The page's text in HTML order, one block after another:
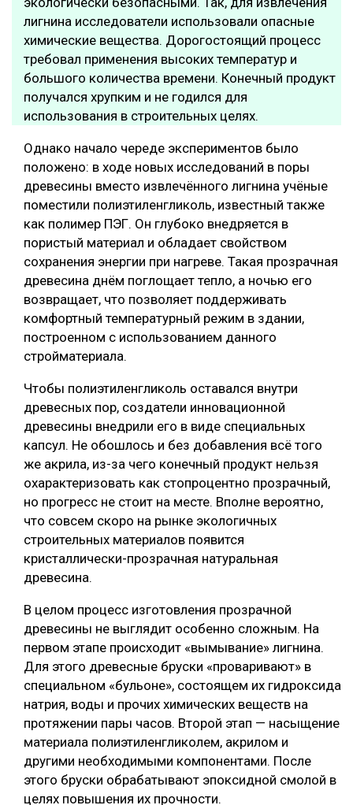
лигнина исследователи использовали опасные
химические вещества. Дорогостоящий процесс
требовал применения высоких температур и
большого количества времени. Конечный продукт
получался хрупким и не годился для
использования в строительных целях.
Однако начало череде экспериментов было
положено: в ходе новых исследований в поры
древесины вместо извлечённого лигнина учёные
поместили полиэтиленгликоль, известный также
как полимер ПЭГ. Он глубоко внедряется в
пористый материал и обладает свойством
сохранения энергии при нагреве. Такая прозрачная
древесина днём поглощает тепло, а ночью его
возвращает, что позволяет поддерживать
комфортный температурный режим в здании,
построенном с использованием данного
стройматериала.
Чтобы полиэтиленгликоль оставался внутри
древесных пор, создатели инновационной
древесины внедрили его в виде специальных
капсул. Не обошлось и без добавления всё того
же акрила, из-за чего конечный продукт нельзя
охарактеризовать как стопроцентно прозрачный,
но прогресс не стоит на месте. Вполне вероятно,
что совсем скоро на рынке экологичных
строительных материалов появится
кристаллически-прозрачная натуральная
древесина.
В целом процесс изготовления прозрачной
древесины не выглядит особенно сложным. На
первом этапе происходит «вымывание» лигнина.
Для этого древесные бруски «проваривают» в
специальном «бульоне», состоящем их гидроксида
натрия, воды и прочих химических веществ на
протяжении пары часов. Второй этап — насыщение
материала полиэтиленгликолем, акрилом и
другими необходимыми компонентами. После
этого бруски обрабатывают эпоксидной смолой в
целях повышения их прочности.